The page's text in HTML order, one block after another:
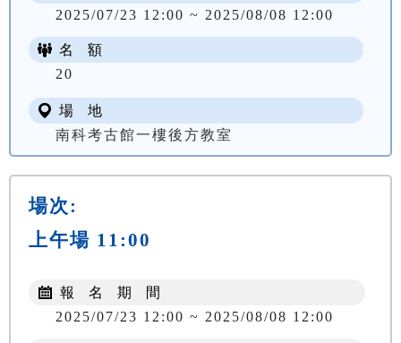
2025/07/23 12:00 ~ 2025/08/08 12:00
名 額
20
場 地
南科考古館一樓後方教室
場次:
上午場 11:00
報 名 期 間
2025/07/23 12:00 ~ 2025/08/08 12:00